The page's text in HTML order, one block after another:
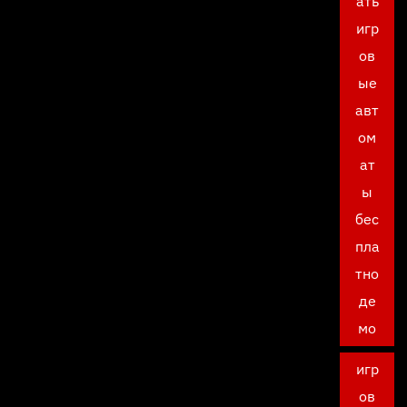
игр
ов
ые
авт
ом
ат
ы
бес
пла
тно
де
мо
игр
ов